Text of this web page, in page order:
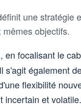
une stratégie
objectifs.
, en focalisant le
s'agit également
flexibilité
incertain et